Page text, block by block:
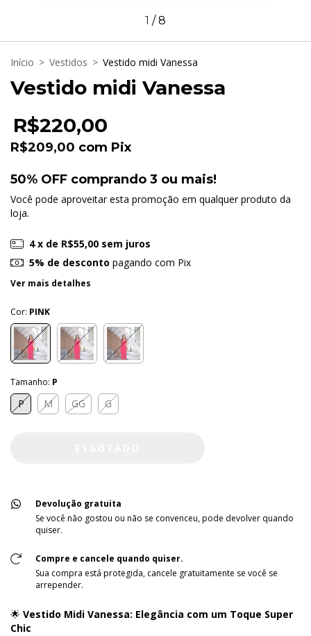
1 /8
Início > Vestidos > Vestido midi Vanessa
Vestido midi Vanessa
R$220,00
R$209,00 com Pix
50% OFF comprando 3 ou mais!
Você pode aproveitar esta promoção em qualquer produto da
loja.
4 x de R$55,00 sem juros
5% de desconto pagando com Pix
Ver mais detalhes
Cor: PINK
Tamanho: P
P M GG G
Devolução gratuita
Se você não gostou ou não se convenceu, pode devolver quando
quiser.
Compre e cancele quando quiser.
Sua compra está protegida, cancele gratuitamente se você se
arrepender.
🌟 Vestido Midi Vanessa: Elegância com um Toque Super
Chic